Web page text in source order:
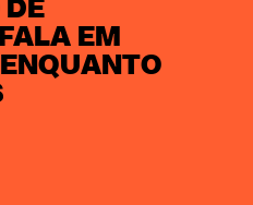
EM